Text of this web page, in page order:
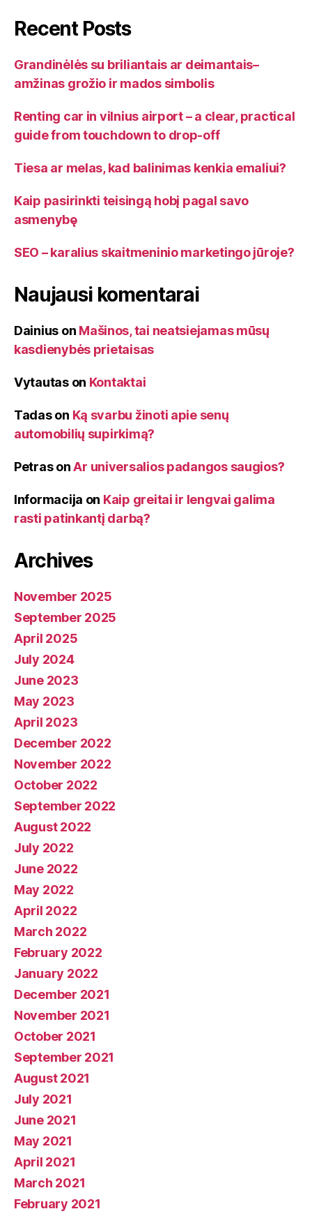
Recent Posts
Grandinėlės su briliantais ar deimantais–
amžinas grožio ir mados simbolis
Renting car in vilnius airport – a clear, practical
guide from touchdown to drop-off
Tiesa ar melas, kad balinimas kenkia emaliui?
Kaip pasirinkti teisingą hobį pagal savo
asmenybę
SEO – karalius skaitmeninio marketingo jūroje?
Naujausi komentarai
Dainius on Mašinos, tai neatsiejamas mūsų
kasdienybės prietaisas
Vytautason Kontaktai
Tadason Ką svarbu žinoti apie senų
automobilių supirkimą?
PetrasonAr universalios padangos saugios?
Informacija on Kaip greitai ir lengvai galima
rasti patinkantį darbą?
Archives
November 2025
September 2025
April 2025
July 2024
June 2023
May 2023
April 2023
December 2022
November 2022
October 2022
September 2022
August 2022
July 2022
June 2022
May 2022
April 2022
March 2022
February 2022
January 2022
December 2021
November 2021
October 2021
September 2021
August 2021
July 2021
June 2021
May 2021
April 2021
March 2021
February 2021